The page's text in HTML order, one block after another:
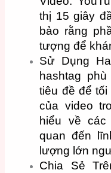
thị 15 giây
bảo rằng
tượng để
Sử Dụng
hashtag
tiêu đề để
của video
hiểu về
quan đến
lượng lớn
Chia Sẻ